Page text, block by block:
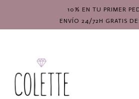
10% EN TU PRIMER
ENVÍO 24/72H GRATIS